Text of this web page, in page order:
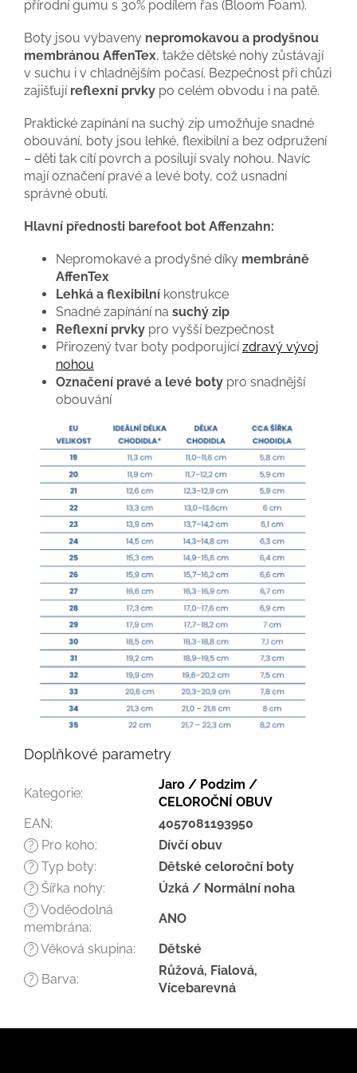
přírodní gumu s 30% podílem řas (Bloom Foam).
Boty jsou vybaveny nepromokavou a prodyšnou
membránou AffenTex, takže dětské nohy zůstávají
v suchu i v chladnějším počasí. Bezpečnost při chůzi
zajišťují reflexní prvky po celém obvodu i na patě.
Praktické zapínání na suchý zip umožňuje snadné
obouvání, boty jsou lehké, flexibilní a bez odpružení
– děti tak cítí povrch a posilují svaly nohou. Navíc
mají označení pravé a levé boty, což usnadní
správné obutí.
Hlavní přednosti barefoot bot Affenzahn:
Nepromokavé a prodyšné díky membráně
AffenTex
Lehká a flexibilní konstrukce
Snadné zapínání na suchý zip
Reflexní prvky pro vyšší bezpečnost
Přirozený tvar boty podporujícízdravý vývoj
nohou
Označení pravé a levé boty pro snadnější
obouvání
Doplňkové parametry
Kategorie:
Jaro / Podzim /
CELOROČNÍ OBUV
EAN: 4057081193950
? Pro koho: Dívčí obuv
? Typ boty: Dětské celoroční boty
? Šířka nohy: Úzká / Normální noha
? Voděodolná
membrána:
ANO
? Věková skupina: Dětské
? Barva:
Růžová, Fialová,
Vícebarevná